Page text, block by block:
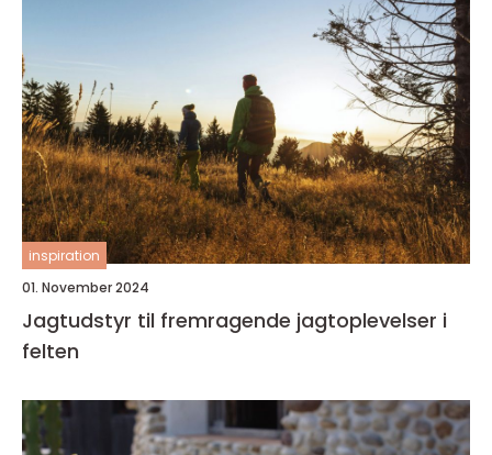
inspiration
01. November 2024
Jagtudstyr til fremragende jagtoplevelser i
felten